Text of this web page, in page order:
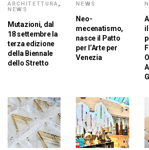
ARCHITETTURA,
NEWS
Mutazioni, dal
18 settembre la
terza edizione
della Biennale
dello Stretto
NEWS
Neo-
mecenatismo,
nasce il Patto
per l’Arte per
Venezia